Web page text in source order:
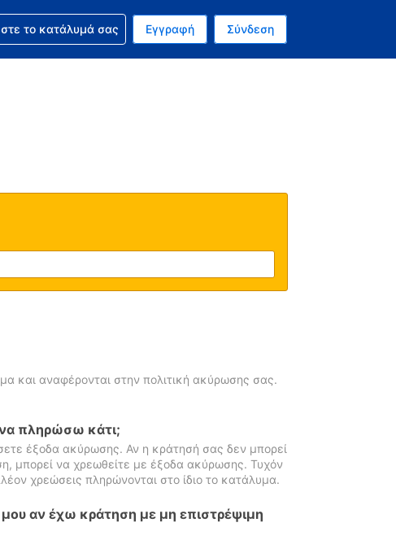
τωρινό σας νόμισμα είναι Ευρώ
σας. Η τωρινή σας γλώσσα είναι τα Ελληνικά
την κράτησή σας
το κατάλυμά σας Εγγραφή Σύνδεση
και αναφέρονται στην πολιτική ακύρωσης σας.
πληρώσω κάτι;
έξοδα ακύρωσης. Αν η κράτησή σας δεν μπορεί
μπορεί να χρεωθείτε με έξοδα ακύρωσης. Τυχόν
χρεώσεις πληρώνονται στο ίδιο το κατάλυμα.
αν έχω κράτηση με μη επιστρέψιμη